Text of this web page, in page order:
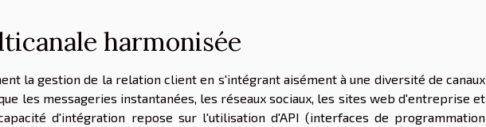
harmonisée
la gestion de la relation client en s'intégrant aisément à une diversité de canaux
les messageries instantanées, les réseaux sociaux, les sites web d'entreprise et
d'intégration repose sur l'utilisation d'API (interfaces de programmation